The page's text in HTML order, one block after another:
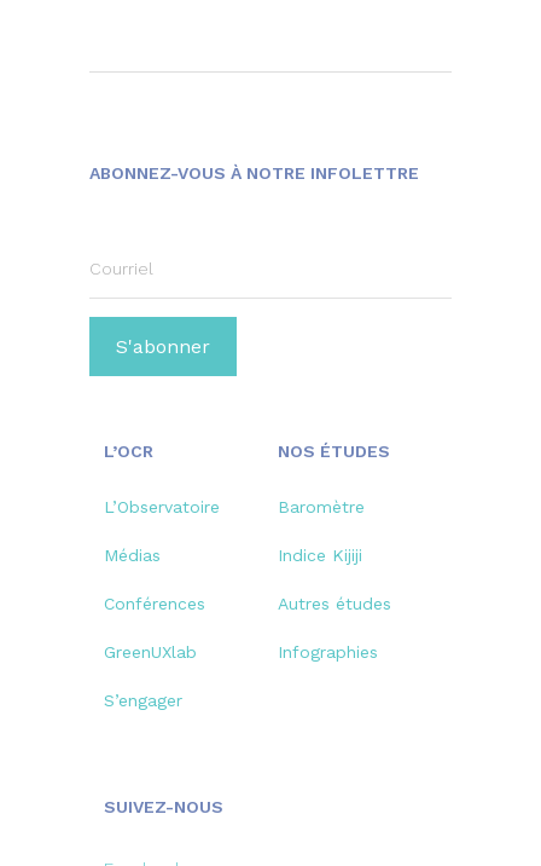
ABONNEZ-VOUS À NOTRE INFOLETTRE
Courriel
L’OCR
L’Observatoire
Médias
Conférences
GreenUXlab
S’engager
NOS ÉTUDES
Baromètre
Indice Kijiji
Autres études
Infographies
SUIVEZ-NOUS